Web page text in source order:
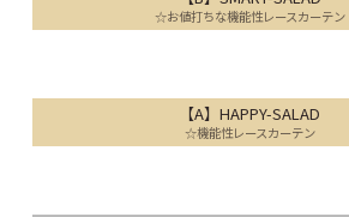
☆お値打ちな機能性レースカーテン
【A】HAPPY-SALAD
☆機能性レースカーテン